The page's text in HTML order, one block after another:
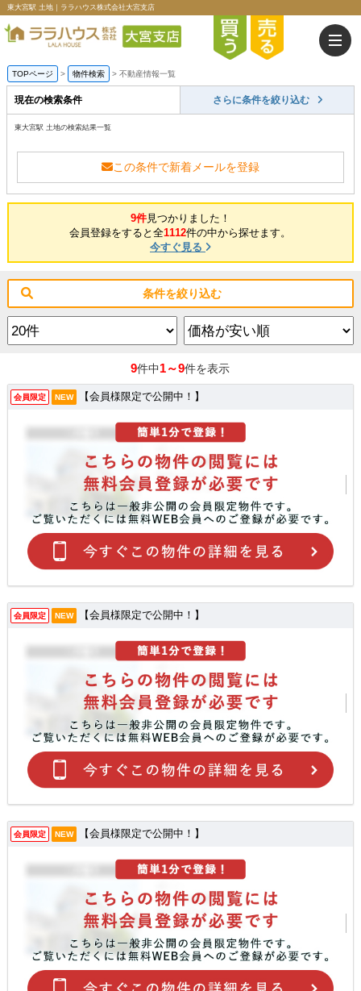
東大宮駅 土地｜ララハウス株式会社大宮支店
TOPページ > 物件検索 > 不動産情報一覧
現在の検索条件 さらに条件を絞り込む
東大宮駅 土地の検索結果一覧
この条件で新着メールを登録
9件見つかりました！
会員登録をすると全1112件の中から探せます。
今すぐ見る
条件を絞り込む
9件中1～9件を表示
会員限定 NEW 【会員様限定で公開中！】
会員限定 NEW 【会員様限定で公開中！】
会員限定 NEW 【会員様限定で公開中！】